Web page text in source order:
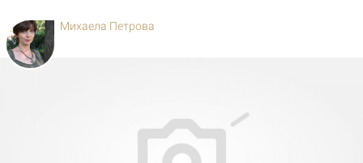
Михаела Петрова